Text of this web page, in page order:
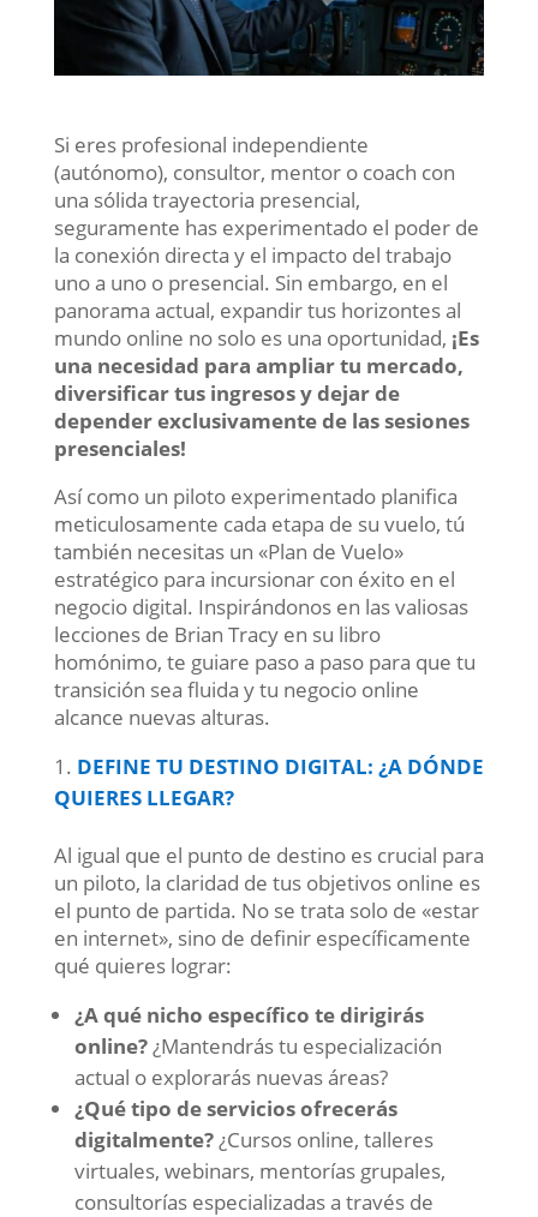
Si eres profesional independiente
(autónomo), consultor, mentor o coach con
una sólida trayectoria presencial,
seguramente has experimentado el poder de
la conexión directa y el impacto del trabajo
uno a uno o presencial. Sin embargo, en el
panorama actual, expandir tus horizontes al
mundo online no solo es una oportunidad, ¡Es
una necesidad para ampliar tu mercado,
diversificar tus ingresos y dejar de
depender exclusivamente de las sesiones
presenciales!
Así como un piloto experimentado planifica
meticulosamente cada etapa de su vuelo, tú
también necesitas un «Plan de Vuelo»
estratégico para incursionar con éxito en el
negocio digital. Inspirándonos en las valiosas
lecciones de Brian Tracy en su libro
homónimo, te guiare paso a paso para que tu
transición sea fluida y tu negocio online
alcance nuevas alturas.
DEFINE TU DESTINO DIGITAL: ¿A DÓNDE
QUIERES LLEGAR?
Al igual que el punto de destino es crucial para
un piloto, la claridad de tus objetivos online es
el punto de partida. No se trata solo de «estar
en internet», sino de definir específicamente
qué quieres lograr:
¿A qué nicho específico te dirigirás
online?¿Mantendrás tu especialización
actual o explorarás nuevas áreas?
¿Qué tipo de servicios ofrecerás
digitalmente?¿Cursos online, talleres
virtuales, webinars, mentorías grupales,
consultorías especializadas a través de